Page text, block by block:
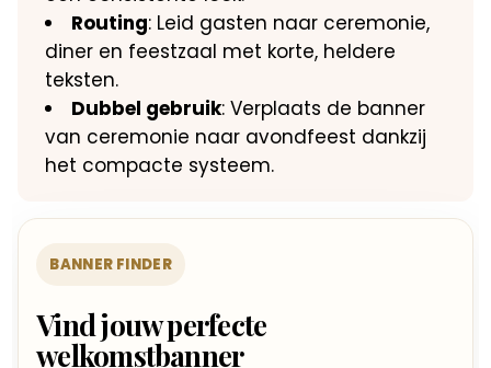
Routing: Leid gasten naar ceremonie,
diner en feestzaal met korte, heldere
teksten.
Dubbel gebruik: Verplaats de banner
van ceremonie naar avondfeest dankzij
het compacte systeem.
BANNER FINDER
Vind jouw perfecte
welkomstbanner